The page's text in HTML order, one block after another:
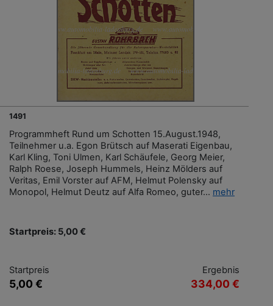
1491
Programmheft Rund um Schotten 15.August.1948,
Teilnehmer u.a. Egon Brütsch auf Maserati Eigenbau,
Karl Kling, Toni Ulmen, Karl Schäufele, Georg Meier,
Ralph Roese, Joseph Hummels, Heinz Mölders auf
Veritas, Emil Vorster auf AFM, Helmut Polensky auf
Monopol, Helmut Deutz auf Alfa Romeo, guter... mehr
Startpreis: 5,00 €
Startpreis
5,00 €
Ergebnis
334,00 €